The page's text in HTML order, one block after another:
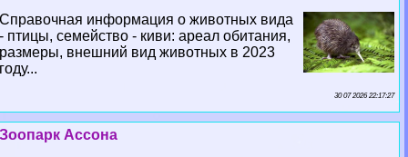
Справочная информация о животных вида
- птицы, семейство - киви: ареал обитания,
размеры, внешний вид животных в 2023
году...
30 07 2026 22:17:27
Зоопарк Ассона